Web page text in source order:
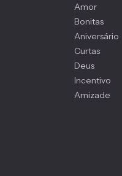
Amor
Bonitas
Aniversário
Curtas
Deus
Incentivo
Amizade